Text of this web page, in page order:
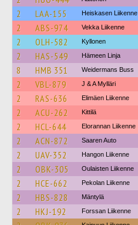
2 LAA-155 Heiskasen Liikenne
2 ABS-974 Vekka Liikenne
2 OLH-582 Kyllonen
2 HAS-549 Hämeen Linja
8 HMB 351 Weidermans Buss
2 VBL-879 J & A Mylläri
2 RAS-636 Elimäen Liikenne
2 ACU-262 Kittilä
2 HCL-644 Elorannan Liikenne
2 ACN-872 Saaren Auto
2 UAV-352 Hangon Liikenne
2 OBK-305 Oulaisten Liikenne
2 HCE-662 Pekolan Liikenne
2 HBS-828 Mäntylä
2 HKJ-192 Forssan Liikenne